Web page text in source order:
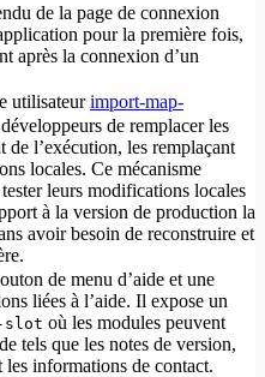
de la page de connexion
pour la première fois,
après la connexion d’un
utilisateurimport-map-
de remplacer les
l’exécution, les remplaçant
locales. Ce mécanisme
leurs modifications locales
à la version de production la
avoir besoin de reconstruire et
de menu d’aide et une
liées à l’aide. Il expose un
slot où les modules peuvent
tels que les notes de version,
informations de contact.